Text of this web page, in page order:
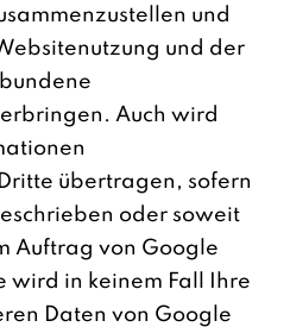
und
und der
Auch wird
übertragen, sofern
oder soweit
Auftrag von Google
in keinem Fall Ihre
Daten von Google